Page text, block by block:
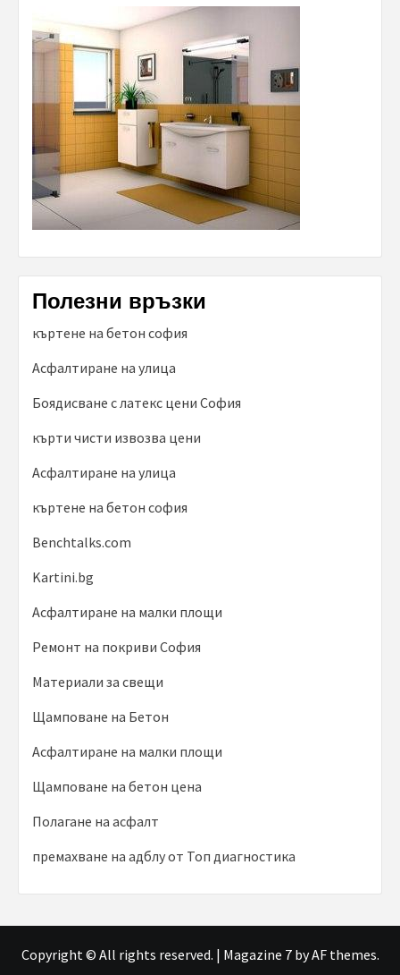
Полезни връзки
къртене на бетон софия
Асфалтиране на улица
Боядисване с латекс цени София
кърти чисти извозва цени
Асфалтиране на улица
къртене на бетон софия
Benchtalks.com
Kartini.bg
Асфалтиране на малки площи
Ремонт на покриви София
Материали за свещи
Щамповане на Бетон
Асфалтиране на малки площи
Щамповане на бетон цена
Полагане на асфалт
премахване на адблу от Топ диагностика
Copyright © All rights reserved. | Magazine 7by AF themes.